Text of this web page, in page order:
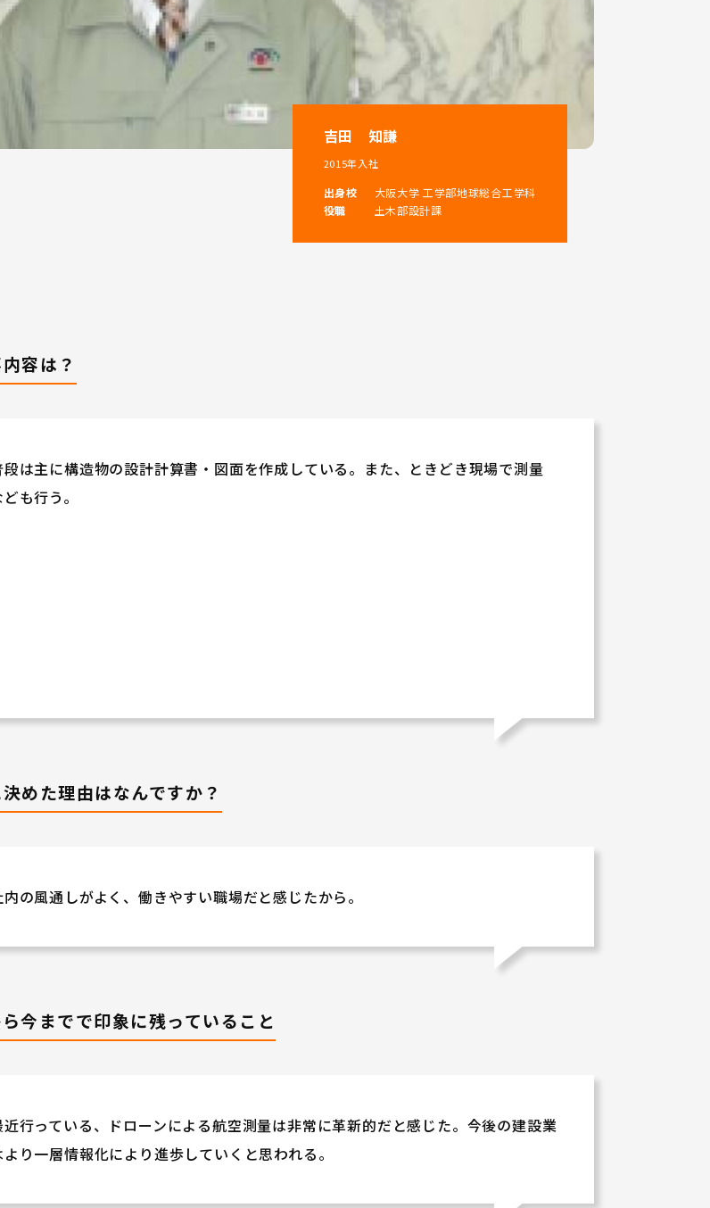
吉田 知謙
2015年入社
出身校
大阪大学 工学部地球総合工学科
役職
土木部設計課
容は？
段は主に構造物の設計計算書・図面を作成している。また、ときどき現場で測量
も行う。
めた理由はなんですか？
内の風通しがよく、働きやすい職場だと感じたから。
今までで印象に残っていること
近行っている、ドローンによる航空測量は非常に革新的だと感じた。今後の建設業
より一層情報化により進歩していくと思われる。